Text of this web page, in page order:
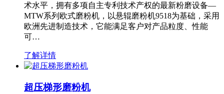
术水平，拥有多项自主专利技术产权的最新粉磨设备—
MTW系列欧式磨粉机，以悬辊磨粉机9518为基础，采用
欧洲先进制造技术，它能满足客户对产品粒度、性能
可…
了解详情
超压梯形磨粉机